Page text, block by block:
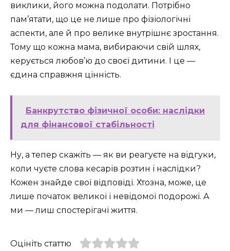
виклики, його можна подолати. Потрібно
пам’ятати, що це не лише про фізіологічні
аспекти, але й про велике внутрішнє зростання.
Тому що кожна мама, вибираючи свій шлях,
керується любов’ю до своєї дитини. І це —
єдина справжня цінність.
Банкрутство фізичної особи: наслідки
для фінансової стабільності
Ну, а тепер скажіть — як ви реагуєте на відгуки,
коли чуєте слова кесарів розтин і наслідки?
Кожен знайде свої відповіді. Хтозна, може, це
лише початок великої і невідомої подорожі. А
ми — лиш спостерігачі життя.
Оцініть статтю